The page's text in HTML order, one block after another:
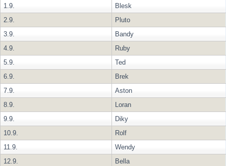
1.9.
Blesk
2.9.
Pluto
3.9.
Bandy
4.9.
Ruby
5.9.
Ted
6.9.
Brek
7.9.
Aston
8.9.
Loran
9.9.
Diky
10.9.
Rolf
11.9.
Wendy
12.9.
Bella